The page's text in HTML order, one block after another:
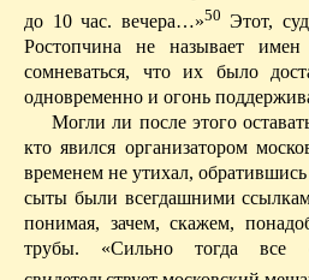
до 10 час. вечера…»50 Этот,
Ростопчина не называет
сомневаться, что их было
одновременно и огонь
Могли ли после этого
кто явился организатором
временем не утихал,
сыты были всегдашними
понимая, зачем, скажем,
трубы. «Сильно тогда все